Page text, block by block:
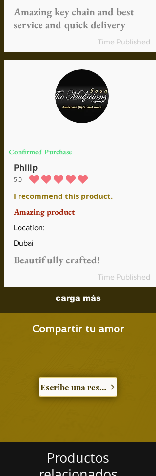
Amazing key chain and best
service and quick delivery
Time Published
Confirmed Purchase
Philip
5.0
la calificación promedio es 5 de 5
I recommend this product.
Amazing product
Location:
Dubai
Beautifully crafted!
Time Published
carga más
Compartir tu amor
Escribe una reseña
Productos